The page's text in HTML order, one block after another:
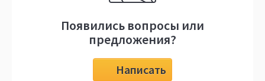
Появились вопросы или
предложения?
Написать